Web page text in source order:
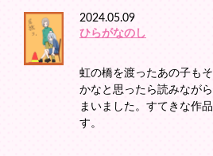
2024.05.09
ひらがなのし
虹の橋を渡ったあの子も
かなと思ったら読みなが
まいました。すてきな作
す。